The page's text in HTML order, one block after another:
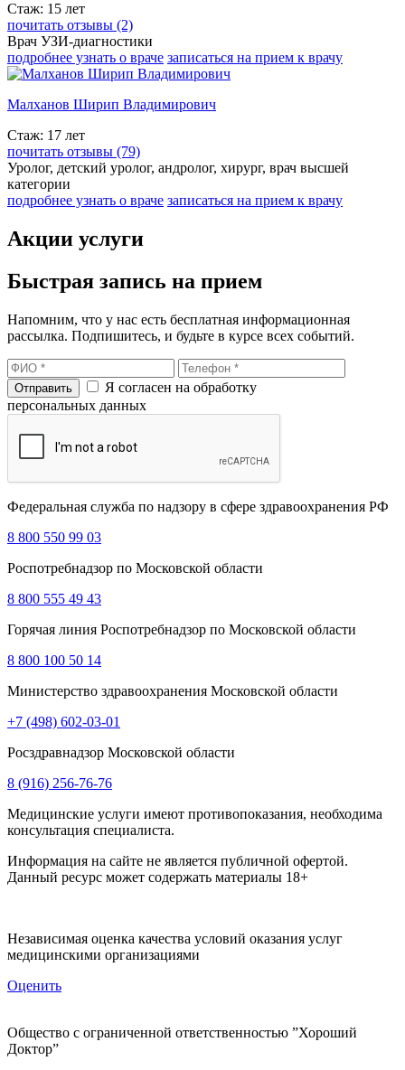
Стаж: 15 лет
почитать отзывы (2)
Врач УЗИ-диагностики
подробнее узнать о враче записаться на прием к врачу
Малханов Ширип Владимирович
Стаж: 17 лет
почитать отзывы (79)
Уролог, детский уролог, андролог, хирург, врач высшей
категории
подробнее узнать о враче записаться на прием к врачу
Акции услуги
Быстрая запись на прием
Напомним, что у нас есть бесплатная информационная
рассылка. Подпишитесь, и будьте в курсе всех событий.
Я согласен на обработку
персональных данных
Федеральная служба по надзору в сфере здравоохранения РФ
8 800 550 99 03
Роспотребнадзор по Московской области
8 800 555 49 43
Горячая линия Роспотребнадзор по Московской области
8 800 100 50 14
Министерство здравоохранения Московской области
+7 (498) 602-03-01
Росздравнадзор Московской области
8 (916) 256-76-76
Медицинские услуги имеют противопоказания, необходима
консультация специалиста.
Информация на сайте не является публичной офертой.
Данный ресурс может содержать материалы 18+
Независимая оценка качества условий оказания услуг
медицинскими организациями
Оценить
Общество с ограниченной ответственностью ”Хороший
Доктор”